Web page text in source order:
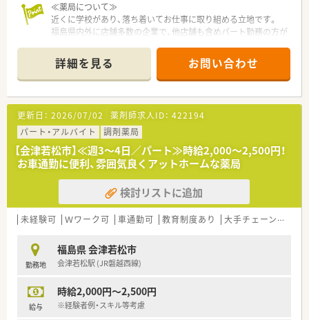
≪薬局について≫
近くに学校があり、落ち着いてお仕事に取り組める立地です。
福島県内外に店舗多数の企業で、他店舗も含めパート勤務の方が
受入れ体制も整った薬局です。
詳細を見る お問い合わせ
更新日： 2026/07/02 薬剤師求人ID： 422194
パート・アルバイト
調剤薬局
【会津若松市】≪週3～4日／パート≫時給2,000～2,500円！
お車通勤に便利、雰囲気良くアットホームな薬局
検討リストに追加
未経験可 Ｗワーク可 車通勤可 教育制度あり 大手チェーン以外
勤務地
福島県 会津若松市
会津若松駅 (JR磐越西線)
給与
時給2,000円～2,500円
※経験者例・スキル等考慮